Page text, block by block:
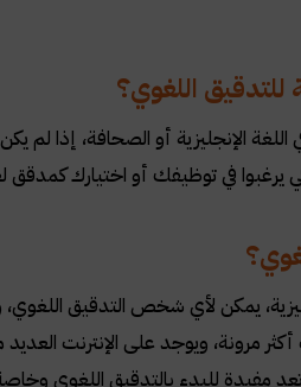
اللغوي؟
الإنجليزية أو الصحافة، إذا لم
في توظيفك أو اختيارك كمدقق
يمكن لأي شخص التدقيق
مرونة، ويوجد على الإنترنت
تعد مفيدة للبدء بالتدقيق اللغوي